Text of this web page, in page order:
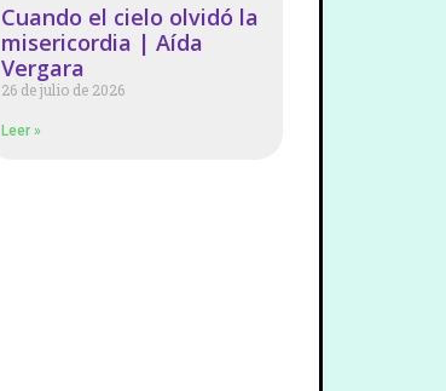
Cuando el cielo olvidó la
misericordia | Aída
Vergara
26 de julio de 2026
Leer »